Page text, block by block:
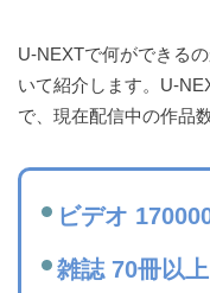
U-NEXTで何ができる
いて紹介します。U-
で、現在配信中の作品
ビデオ
雑誌 70冊以上